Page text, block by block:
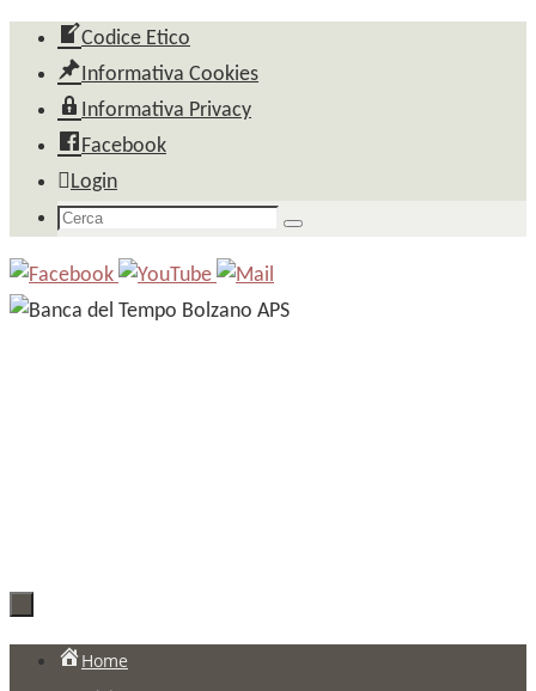
Salta
contenuto
Codice Etico
Informativa Cookies
Informativa Privacy
Facebook
Login
Cerca
Cerca
Salta
Home